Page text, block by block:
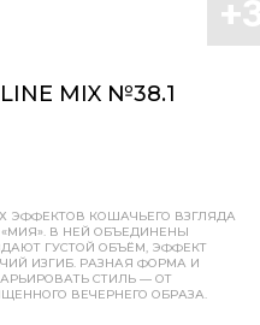
LINE MIX №38.1
ЭФФЕКТОВ КОШАЧЬЕГО ВЗГЛЯДА
В НЕЙ ОБЪЕДИНЕНЫ
ГУСТОЙ ОБЪЁМ, ЭФФЕКТ
ИЗГИБ. РАЗНАЯ ФОРМА И
СТИЛЬ — ОТ
ВЕЧЕРНЕГО ОБРАЗА.